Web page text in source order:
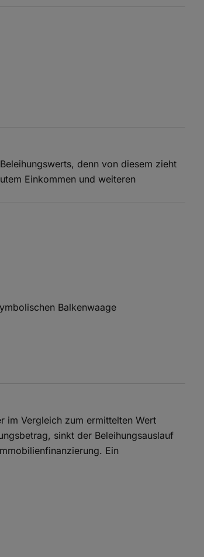
denn von diesem zieht
Einkommen und weiteren
im Vergleich zum ermittelten Wert
sinkt der Beleihungsauslauf
Ein